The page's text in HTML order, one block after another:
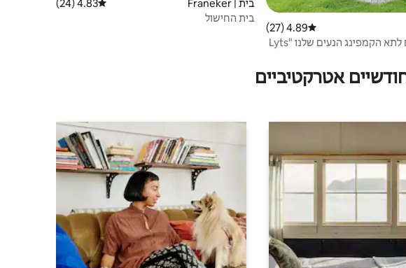
דירוג ממוצע של 4.89 מתוך 5, 27 ביקורות
4.89 (27)
ברוכים הבאים לתא הקמפינג הנעים שלנו "Lyts
בית | Franeker דירוג ממוצע של 4.83 מתוך 5, 24 ביקורות
4.83 (24)
בית החישול
אטרקטיביים